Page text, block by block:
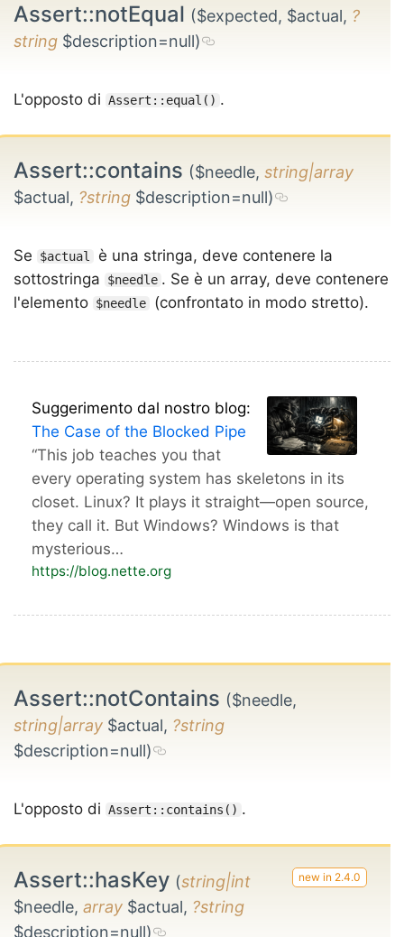
Assert::notEqual ($expected, $actual, ?
string $description=null)
L'opposto di Assert::equal() .
Assert::contains ($needle, string|array
$actual, ?string $description=null)
Se $actual
è una stringa, deve contenere la
sottostringa
$needle . Se è un array, deve contenere
l'elemento $needle (confrontato in modo stretto).
Suggerimento dal nostro blog:
The Case of the Blocked Pipe
“This job teaches you that
every operating system has skeletons in its
closet. Linux? It plays it straight—open source,
they call it. But Windows? Windows is that
mysterious…
https://blog.nette.org
Assert::notContains ($needle,
string|array $actual, ?string
$description=null)
L'opposto di Assert::contains() .
Assert::hasKey (string|int
$needle, array $actual, ?string
$description=null)